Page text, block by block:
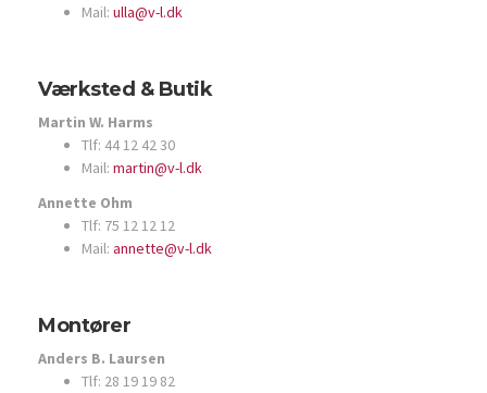
Mail: ulla@v-l.dk
Værksted & Butik
Martin W. Harms
Tlf: 44 12 42 30
Mail: martin@v-l.dk
Annette Ohm
Tlf: 75 12 12 12
Mail: annette@v-l.dk
Montører
Anders B. Laursen
Tlf: 28 19 19 82